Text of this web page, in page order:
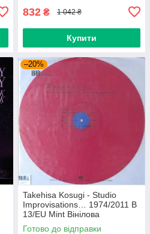
832 ₴ 1 042 ₴
Купити
–20%
Takehisa Kosugi - Studio
Improvisations… 1974/2011 B
13/EU Mint Вінілова
пластинка (art.232754)
Готово до відправки